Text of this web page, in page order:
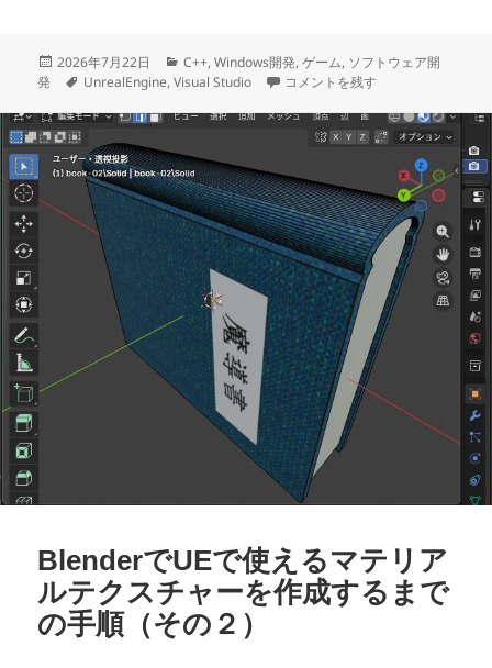
投
稿
2026年7月22日
カ
テ
リ
C++,Windows開発,ゲーム, ソフトウェア開
発
タ
UnrealEngine,Visual Studio UEでキャラクターのSpringArm
コメントを残す
BlenderでUEで使えるマテリア
ルテクスチャーを作成するまで
の手順（その２）